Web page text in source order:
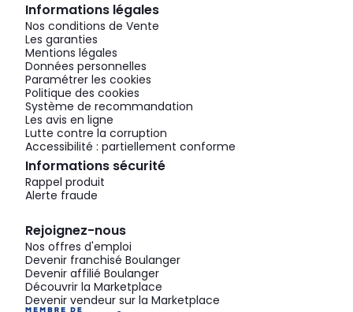
Informations légales
Nos conditions de Vente
Les garanties
Mentions légales
Données personnelles
Paramétrer les cookies
Politique des cookies
Système de recommandation
Les avis en ligne
Lutte contre la corruption
Accessibilité : partiellement conforme
Informations sécurité
Rappel produit
Alerte fraude
Rejoignez-nous
Nos offres d'emploi
Devenir franchisé Boulanger
Devenir affilié Boulanger
Découvrir la Marketplace
Devenir vendeur sur la Marketplace